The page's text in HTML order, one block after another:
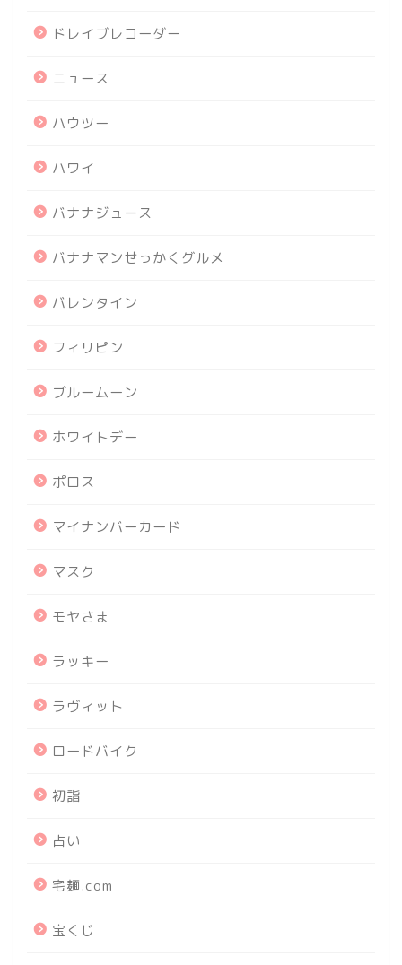
ドレイブレコーダー
ニュース
ハウツー
ハワイ
バナナジュース
バナナマンせっかくグルメ
バレンタイン
フィリピン
ブルームーン
ホワイトデー
ポロス
マイナンバーカード
マスク
モヤさま
ラッキー
ラヴィット
ロードバイク
初詣
占い
宅麺.com
宝くじ